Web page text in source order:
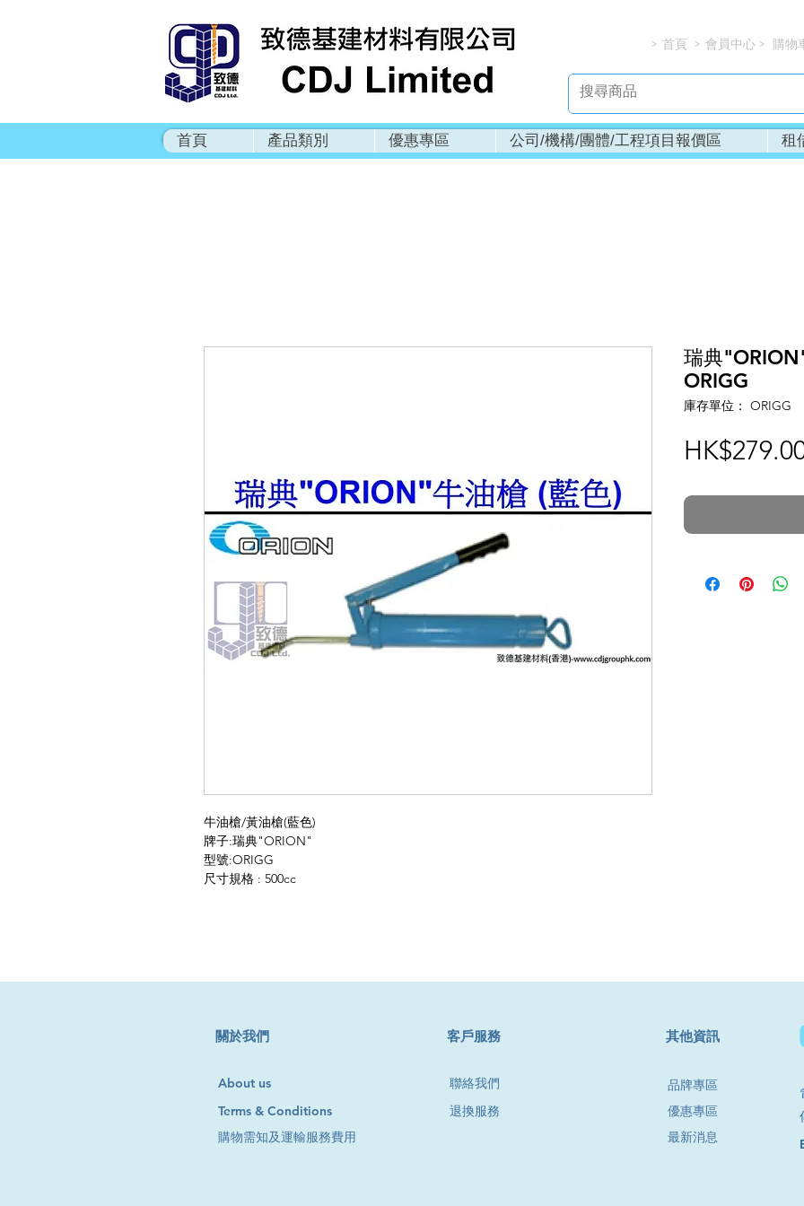
> > >
首頁 會員中心 購物
首頁 產品類別 優惠專區 公司/機構/團體/工程項目報價區 租
牛油槍/黃油槍(藍色)
牌子:瑞典"ORION"
型號:ORIGG
尺寸規格 : 500cc
瑞典
ORIGG
庫存單位： ORIGG
​關於我們
About us
Terms & Conditions
​客戶服務
聯絡我們
退換服務
購物需知及運輸服務費用
其他資訊
品牌專區
優惠專區
最新消息